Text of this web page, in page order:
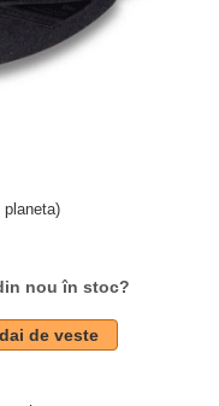
planeta)
nou în stoc?
de veste